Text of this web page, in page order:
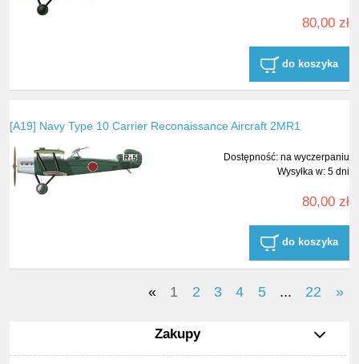
80,00 zł
do koszyka
[A19] Navy Type 10 Carrier Reconaissance Aircraft 2MR1
Dostępność: na wyczerpaniu
Wysyłka w: 5 dni
80,00 zł
do koszyka
« 1 2 3 4 5 ... 22 »
Zakupy